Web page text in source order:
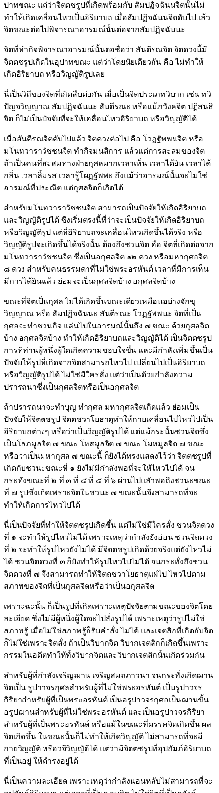
ปาทขณะ แต่ว่าจิตตชรูปที่เกิดพร้อมกับ สัมปฏิจฉันนจิตนั้นไม่
ทำให้เกิดเคลื่อนไหวเป็นอิริยาบถ เมื่อสัมปฏิจฉันนจิตดับไปแล้ว
จิตขณะต่อไปพิจารณาอารมณ์นั้นต่อจากสัมปฏิจฉันนะ
จิตที่ทำกิจพิจารณาอารมณ์นั้นต่อชื่อว่า สันตีรณจิต จิตดวงนี้มี
จิตตชรูปเกิดในอุปาทขณะ แต่ว่าโดยนัยเดียวกัน คือ ไม่ทำให้
เกิดอิริยาบถ หรือวิญญัติรูปเลย
นี่เป็นวิถีของจิตที่เกิดสืบต่อกัน เมื่อเป็นจิตประเภทวิบาก เช่น ทวิ
ปัญจวิญญาณ สัมปฏิจฉันนะ สันตีรณะ หรือแม้ภวังคจิต ปฏิสนธิ
จิต ก็ไม่เป็นปัจจัยที่จะให้เคลื่อนไหวอิริยาบถ หรือวิญญัติได้
เมื่อสันตีรณจิตดับไปแล้ว จิตดวงต่อไป คือ โวฏฐัพพนจิต หรือ
มโนทวาราวัชชนจิต ทำกิจมนสิการ แล้วแต่การสะสมของจิต
ถ้าเป็นคนที่สะสมทางฝ่ายกุศลมากเวลาเห็น เวลาได้ยิน เวลาได้
กลิ่น เวลาลิ้มรส เวลารู้โผฏฐัพพะ ถึงแม้ว่าอารมณ์นั้นจะไม่ใช่
อารมณ์ที่ประณีต แต่กุศลจิตก็เกิดได้
สำหรับมโนทวาราวัชชนจิต สามารถเป็นปัจจัยให้เกิดอิริยาบถ
และวิญญัติรูปได้ ซึ่งเริ่มตรงนี้ที่ว่าจะเป็นปัจจัยให้เกิดอิริยาบถ
หรือวิญญัติรูป แต่ที่อิริยาบถจะเคลื่อนไหวเกิดขึ้นได้จริง หรือ
วิญญัติรูปจะเกิดขึ้นได้จริงนั้น ต้องถึงชวนจิต คือ จิตที่เกิดต่อจาก
มโนทวาราวัชชนจิต ซึ่งเป็นอกุศลจิต ๑๒ ดวง หรือมหากุศลจิต
๘ ดวง สำหรับคนธรรมดาที่ไม่ใช่พระอรหันต์ เวลาที่มีการเห็น
มีการได้ยินแล้ว ย่อมจะเป็นกุศลจิตบ้าง อกุศลจิตบ้าง
ขณะที่จิตเป็นกุศล ไม่ได้เกิดขึ้นขณะเดียวเหมือนอย่างจักขุ
วิญญาณ หรือ สัมปฏิจฉันนะ สันตีรณะ โวฏฐัพพนะ จิตที่เป็น
กุศลจะทำชวนกิจ แล่นไปในอารมณ์นั้นถึง ๗ ขณะ ด้วยกุศลจิต
บ้าง อกุศลจิตบ้าง ทำให้เกิดอิริยาบถและวิญญัติได้ เป็นจิตตชรูป
การที่ท่านผู้หนึ่งผู้ใดเกิดความชอบใจขึ้น และมีกำลังเพิ่มขึ้นเป็น
ปัจจัยให้รูปที่เกิดจากจิตสามารถไหวไป เปลี่ยนไปเป็นอิริยาบถ
หรือวิญญัติรูปได้ ไม่ใช่มีใครสั่ง แต่ว่าเป็นด้วยกำลังความ
ปรารถนาซึ่งเป็นกุศลจิตหรือเป็นอกุศลจิต
ถ้าปรารถนาจะทำบุญ ทำกุศล มหากุศลจิตเกิดแล้ว ย่อมเป็น
ปัจจัยให้จิตตชรูป จิตตชวาโยธาตุทำให้กายเคลื่อนไปไหวไปเป็น
อิริยาบถต่างๆ หรือว่าเป็นวิญญัติรูปได้ แต่แม้กระนั้นชวนจิตซึ่ง
เป็นโลภมูลจิต ๗ ขณะ โทสมูลจิต ๗ ขณะ โมหมูลจิต ๗ ขณะ
หรือว่าเป็นมหากุศล ๗ ขณะนี้ ก็ยังได้ทรงแสดงไว้ว่า จิตตชรูปที่
เกิดกับชวนะขณะที่ ๑ ยังไม่มีกำลังพอที่จะให้ไหวไปได้ จน
กระทั่งขณะที่ ๒ ที่ ๓ ที่ ๔ ที่ ๕ ที่ ๖ ผ่านไปแลัวพอถึงชวนะขณะ
ที่ ๗ รูปซึ่งเกิดเพราะจิตในชวนะ ๗ ขณะนั้นจึงสามารถที่จะ
ทำให้เกิดการไหวไปได้
นี่เป็นปัจจัยที่ทำให้จิตตชรูปเกิดขึ้น แต่ไม่ใช่มีใครสั่ง ชวนจิตดวง
ที่ ๑ จะทำให้รูปไหวไม่ได้ เพราะเหตุว่ากำลังยังอ่อน ชวนจิตดวง
ที่ ๒ จะทำให้รูปไหวยังไม่ได้ มีจิตตชรูปเกิดด้วยจริงแต่ยังไหวไม่
ได้ ชวนจิตดวงที่ ๓ ก็ยังทำให้รูปไหวไปไม่ได้ จนกระทั่งถึงชวน
จิตดวงที่ ๗ จึงสามารถทำให้จิตตชวาโยธาตุแผ่ไป ไหวไปตาม
สภาพของจิตที่เป็นกุศลจิตหรือว่าเป็นอกุศลจิต
เพราะฉะนั้น ก็เป็นรูปที่เกิดเพราะเหตุปัจจัยตามขณะของจิตโดย
ละเอียด ซึ่งไม่มีผู้หนึ่งผู้ใดจะไปสั่งรูปได้ เพราะเหตุว่ารูปไม่ใช่
สภาพรู้ เมื่อไม่ใช่สภาพรู้ก็รับคำสั่ง ไม่ได้ และเจตสิกที่เกิดกับจิต
ก็ไม่ใช่เพราะจิตสั่ง ถ้าเป็นวิบากจิต วิบากเจตสิกก็เกิดขึ้นเพราะ
กรรมในอดีตทำให้ทั้งวิบากจิตและวิบากเจตสิกนั้นเกิดร่วมกัน
สำหรับผู้ที่กำลังเจริญฌาน เจริญสมถภาวนา จนกระทั่งเกิดฌาน
จิตเป็น รูปาวจรกุศลสำหรับผู้ที่ไม่ใช่พระอรหันต์ เป็นรูปาวจร
กิริยาสำหรับผู้ที่เป็นพระอรหันต์ เป็นอรูปาวจรกุศลเป็นฌานขั้น
อรูปฌานสำหรับผู้ที่ไม่ใช่พระอรหันต์ และเป็นอรูปาวจรกิริยา
สำหรับผู้ที่เป็นพระอรหันต์ หรือแม้ในขณะที่มรรคจิตเกิดขึ้น ผล
จิตเกิดขึ้น ในขณะนั้นก็ไม่ทำให้เกิดวิญญัติ ไม่สามารถที่จะมี
กายวิญญัติ หรือวจีวิญญัติได้ แต่ว่ามีจิตตชรูปที่อุปถัมภ์อิริยาบถ
ที่เป็นอยู่ ให้ดำรงอยู่ได้
นี่เป็นความละเอียด เพราะเหตุว่ากำลังนอนหลับไม่สามารถที่จะ